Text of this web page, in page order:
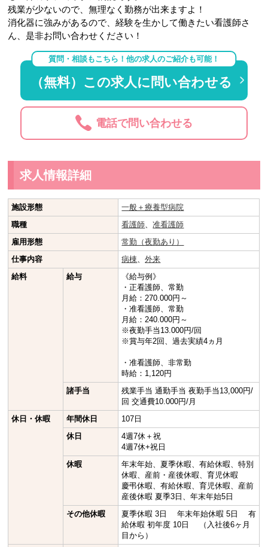
残業が少ないので、無理なく勤務が出来ますよ！
消化器に強みがあるので、経験を生かして働きたい看護師さ
ん、是非お問い合わせください！
質問・相談もこちら！他の求人のご紹介も可能！
（無料）この求人に問い合わせる
電話で問い合わせる
求人情報詳細
施設形態
一般＋療養型病院
職種
看護師 、准看護師
雇用形態
常勤（夜勤あり）
仕事内容
病棟 、外来
給料
給与
《給与例》
・正看護師、常勤
月給：270.000円～
・准看護師、常勤
月給：240.000円～
※夜勤手当13.000円/回
※賞与年2回、過去実績4ヵ月
・准看護師、非常勤
時給：1,120円
諸手当
残業手当 通勤手当 夜勤手当13,000円/
回 交通費10.000円/月
休日・休暇
年間休日
107日
休日
4週7休＋祝
4週7休+祝日
休暇
年末年始、夏季休暇、有給休暇、特別
休暇、産前・産後休暇、育児休暇
慶弔休暇、有給休暇、育児休暇、産前
産後休暇 夏季3日、年末年始5日
その他休暇
夏季休暇 3日 年末年始休暇 5日 有
給休暇 初年度 10日 （入社後6ヶ月
目から）